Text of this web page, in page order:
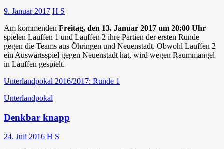
9. Januar 2017 H S
Am kommenden Freitag, den 13. Januar 2017 um 20:00 Uhr
spielen Lauffen 1 und Lauffen 2 ihre Partien der ersten Runde
gegen die Teams aus Öhringen und Neuenstadt. Obwohl Lauffen 2
ein Auswärtsspiel gegen Neuenstadt hat, wird wegen Raummangel
in Lauffen gespielt.
Unterlandpokal 2016/2017: Runde 1
Unterlandpokal
Denkbar knapp
24. Juli 2016 H S